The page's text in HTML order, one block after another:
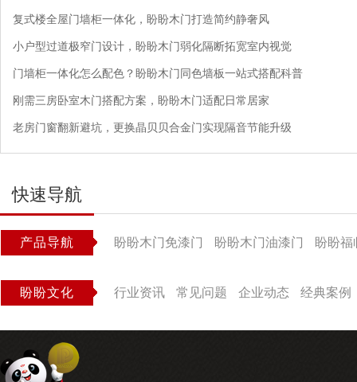
复式楼全屋门墙柜一体化，盼盼木门打造简约静奢风
小户型过道极窄门设计，盼盼木门弱化隔断拓宽室内视觉
门墙柜一体化怎么配色？盼盼木门同色墙板一站式搭配科普
刚需三房卧室木门搭配方案，盼盼木门适配日常居家
老房门窗翻新避坑，更换晶贝贝合金门实现隔音节能升级
快速导航
产品导航 盼盼木门免漆门 盼盼木门油漆门 盼盼福
盼盼文化 行业资讯 常见问题 企业动态 经典案例